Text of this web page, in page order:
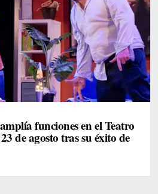
funciones en el Teatro
de agosto tras su éxito de